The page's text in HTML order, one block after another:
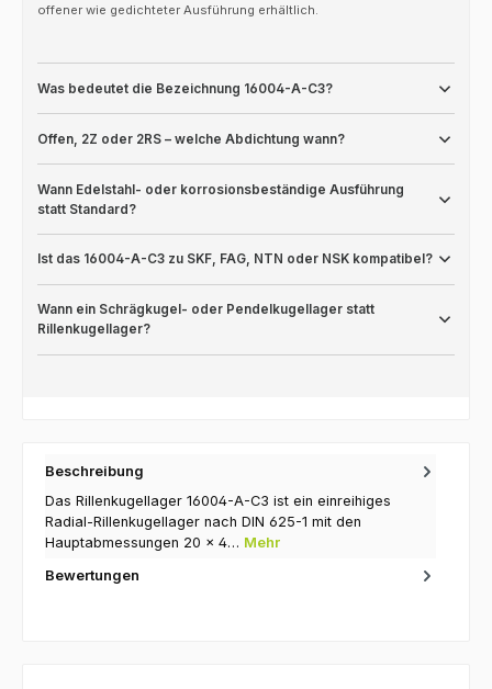
offener wie gedichteter Ausführung erhältlich.
Was bedeutet die Bezeichnung 16004-A-C3?
Offen, 2Z oder 2RS – welche Abdichtung wann?
Wann Edelstahl- oder korrosionsbeständige Ausführung
statt Standard?
Ist das 16004-A-C3 zu SKF, FAG, NTN oder NSK kompatibel?
Wann ein Schrägkugel- oder Pendelkugellager statt
Rillenkugellager?
Beschreibung
Das Rillenkugellager 16004-A-C3 ist ein einreihiges
Radial-Rillenkugellager nach DIN 625-1 mit den
Hauptabmessungen 20 × 4… Mehr
Bewertungen